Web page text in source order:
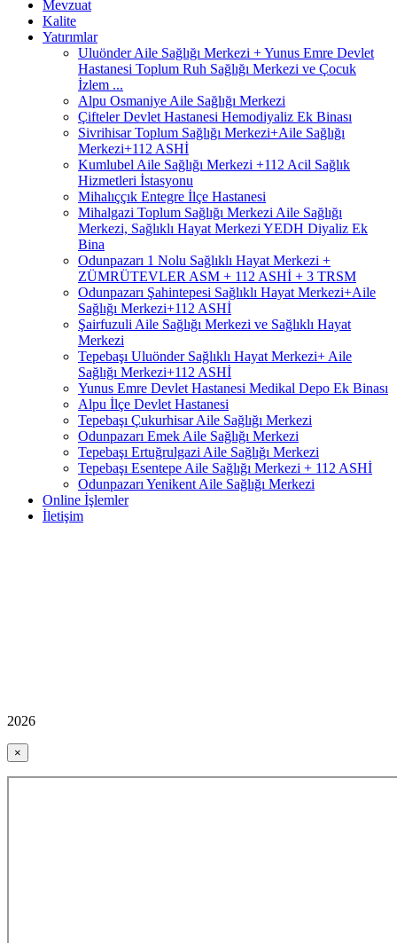
Mevzuat
Kalite
Yatırımlar
Uluönder Aile Sağlığı Merkezi + Yunus Emre Devlet
Hastanesi Toplum Ruh Sağlığı Merkezi ve Çocuk
İzlem ...
Alpu Osmaniye Aile Sağlığı Merkezi
Çifteler Devlet Hastanesi Hemodiyaliz Ek Binası
Sivrihisar Toplum Sağlığı Merkezi+Aile Sağlığı
Merkezi+112 ASHİ
Kumlubel Aile Sağlığı Merkezi +112 Acil Sağlık
Hizmetleri İstasyonu
Mihalıççık Entegre İlçe Hastanesi
Mihalgazi Toplum Sağlığı Merkezi Aile Sağlığı
Merkezi, Sağlıklı Hayat Merkezi YEDH Diyaliz Ek
Bina
Odunpazarı 1 Nolu Sağlıklı Hayat Merkezi +
ZÜMRÜTEVLER ASM + 112 ASHİ + 3 TRSM
Odunpazarı Şahintepesi Sağlıklı Hayat Merkezi+Aile
Sağlığı Merkezi+112 ASHİ
Şairfuzuli Aile Sağlığı Merkezi ve Sağlıklı Hayat
Merkezi
Tepebaşı Uluönder Sağlıklı Hayat Merkezi+ Aile
Sağlığı Merkezi+112 ASHİ
Yunus Emre Devlet Hastanesi Medikal Depo Ek Binası
Alpu İlçe Devlet Hastanesi
Tepebaşı Çukurhisar Aile Sağlığı Merkezi
Odunpazarı Emek Aile Sağlığı Merkezi
Tepebaşı Ertuğrulgazi Aile Sağlığı Merkezi
Tepebaşı Esentepe Aile Sağlığı Merkezi + 112 ASHİ
Odunpazarı Yenikent Aile Sağlığı Merkezi
Online İşlemler
İletişim
2026
×